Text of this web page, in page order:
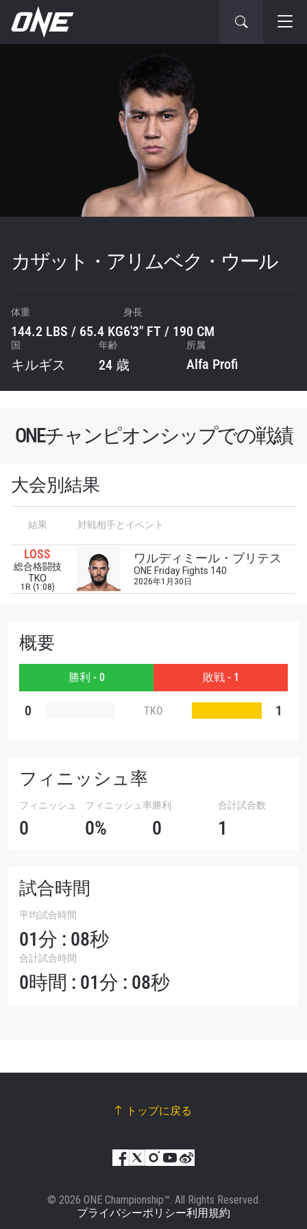
カザット・アリムベク・ウール
体重
144.2 LBS / 65.4 KG
身長
6'3" FT / 190 CM
国
キルギス
年齢
24 歳
所属
Alfa Profi
ONEチャンピオンシップでの戦績
大会別結果
結果 対戦相手とイベント
LOSS
総合格闘技
TKO
1R (1:08)
ワルディミール・ブリテス
ONE Friday Fights 140
2026年1月30日
概要
勝利 - 0 敗戦 - 1
0 TKO 1
フィニッシュ率
フィニッシュ
0
フィニッシュ率
0%
勝利
0
合計試合数
1
試合時間
平均試合時間
01分 : 08秒
合計試合時間
0時間 : 01分 : 08秒
トップに戻る
© 2026 ONE Championship™. All Rights Reserved.
プライバシーポリシー利用規約
対戦相手
ハイライトを見る
最新情報をゲット
ュース、特別オファー、ライブイベントの最高の
席をゲットするため今すぐ登録を！
Eメール
名前（ローマ字で記入）
様は、いつでも配信を停止することができます。